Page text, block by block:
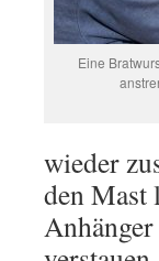
Eine
wieder
den Mast